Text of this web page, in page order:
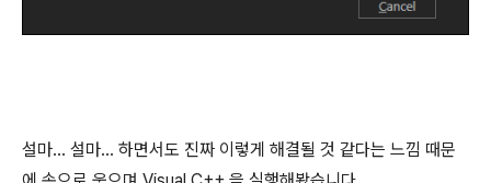
설마... 설마... 하면서도 진짜 이렇게 해결될 것 같다는 느낌 때문